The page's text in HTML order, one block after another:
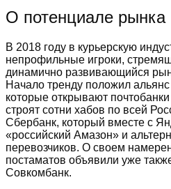
О потенциале рынка
В 2018 году в курьерскую
непрофильные игроки,
динамично развивающийся
Начало тренду положил
которые открывают
строят сотни хабов по всей
Сбербанк, который вместе с
«российский Амазон» и
перевозчиков. О своем
постаматов объявили уже
Совкомбанк.